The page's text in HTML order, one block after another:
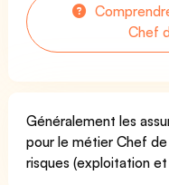
Chef
Généralement les
pour le métier Chef
risques (exploitation